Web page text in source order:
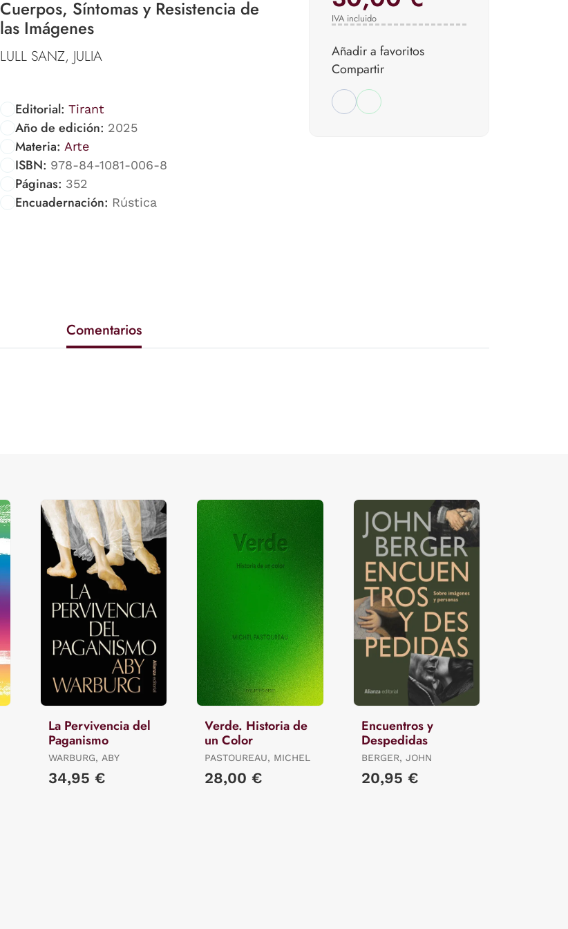
Cuerpos, Síntomas y Resistencia de
las Imágenes
LULL SANZ, JULIA
Editorial: Tirant
Año de edición: 2025
Materia: Arte
ISBN: 978-84-1081-006-8
Páginas: 352
Encuadernación: Rústica
IVA incluido
Añadir a favoritos
Compartir
Comentarios
La Pervivencia del
Paganismo
WARBURG, ABY
34,95 €
Verde. Historia de
un Color
PASTOUREAU, MICHEL
28,00 €
Encuentros y
Despedidas
BERGER, JOHN
20,95 €